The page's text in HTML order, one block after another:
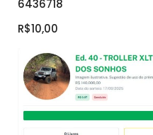
6436718
R$10,00